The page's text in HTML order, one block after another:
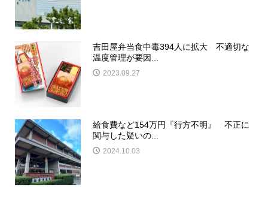
吉田屋弁当食中毒394人に拡大 不適切な
温度管理が要因...
2023.09.27
給食費など154万円『行方不明』 不正に
関与した疑いの...
2024.10.03